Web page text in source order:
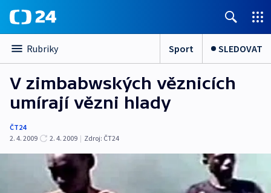
Rubriky Sport SLEDOVAT
V zimbabwských věznicích
umírají vězni hlady
ČT24
2. 4. 2009
2. 4. 2009 | Zdroj: ČT24